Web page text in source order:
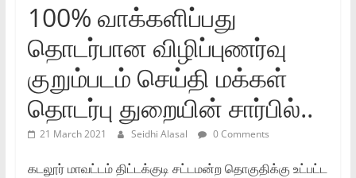
100% வாக்களிப்பது
தொடர்பான விழிப்புணர்வு
குறும்படம்‌ செய்தி மக்கள்‌
தொடர்பு துறையின்‌ சார்பில்..
21 March 2021 Seidhi Alasal 0 Comments
கடலூர்‌ மாவட்டம்‌ திட்டக்குடி சட்டமன்ற தொகுதிக்கு உட்பட்ட